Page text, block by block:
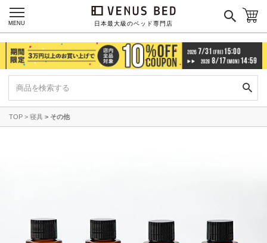
日本最大級のベッド専門店
MENU
特定商取引法に基づく表記 プライバシーポリシー
マイページ
TOP 寝具 その他